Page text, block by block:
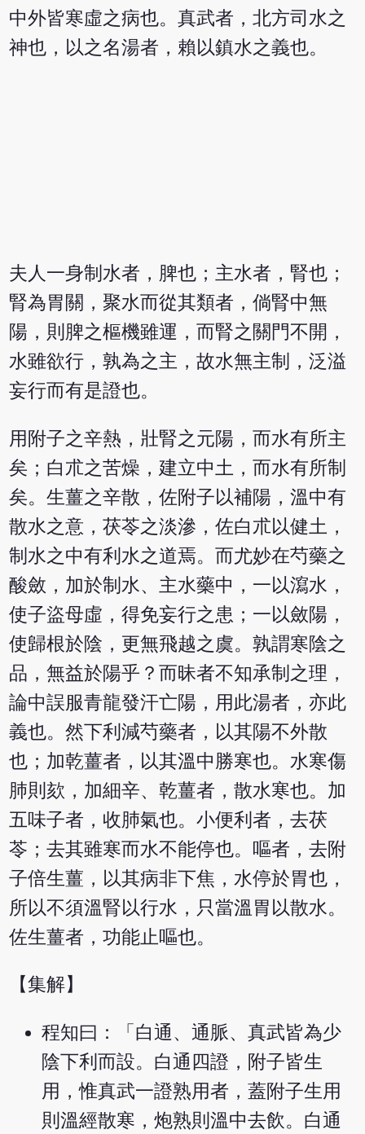
中外皆寒虛之病也。真武者，北方司水之
神也，以之名湯者，賴以鎮水之義也。
夫人一身制水者，脾也；主水者，腎也；
腎為胃關，聚水而從其類者，倘腎中無
陽，則脾之樞機雖運，而腎之關門不開，
水雖欲行，孰為之主，故水無主制，泛溢
妄行而有是證也。
用附子之辛熱，壯腎之元陽，而水有所主
矣；白朮之苦燥，建立中土，而水有所制
矣。生薑之辛散，佐附子以補陽，溫中有
散水之意，茯苓之淡滲，佐白朮以健土，
制水之中有利水之道焉。而尤妙在芍藥之
酸斂，加於制水、主水藥中，一以瀉水，
使子盜母虛，得免妄行之患；一以斂陽，
使歸根於陰，更無飛越之虞。孰謂寒陰之
品，無益於陽乎？而昧者不知承制之理，
論中誤服青龍發汗亡陽，用此湯者，亦此
義也。然下利減芍藥者，以其陽不外散
也；加乾薑者，以其溫中勝寒也。水寒傷
肺則欬，加細辛、乾薑者，散水寒也。加
五味子者，收肺氣也。小便利者，去茯
苓；去其雖寒而水不能停也。嘔者，去附
子倍生薑，以其病非下焦，水停於胃也，
所以不須溫腎以行水，只當溫胃以散水。
佐生薑者，功能止嘔也。
【集解】
程知曰：「白通、通脈、真武皆為少
陰下利而設。白通四證，附子皆生
用，惟真武一證熟用者，蓋附子生用
則溫經散寒，炮熟則溫中去飲。白通